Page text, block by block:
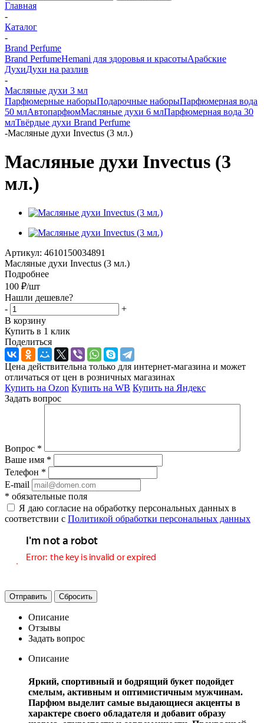
Главная
-
Каталог
-
Brand Perfume
Brand PerfumeHemani для здоровья и красотыАрабские
ДухиДухи на разлив
-
Масляные духи 3 мл
Парфюмерные наборыПодарочные наборыПарфюмерная вода
50 млАвтопарфюмМасляные духи 6 млПарфюмерная вода 30
млТвёрдые духи Brand Perfume
-Масляные духи Invectus (3 мл.)
Масляные духи Invectus (3
мл.)
Артикул: 4610150034891
Масляные духи Invectus (3 мл.)
Подробнее
100 ₽/шт
Нашли дешевле?
-
+
В корзину
Купить в 1 клик
Поделиться
Цена действительна только для интернет-магазина и может
отличаться от цен в розничных магазинах
Купить на Ozon Купить на WB Купить на Яндекс
Задать вопрос
Вопрос *
Ваше имя *
Телефон *
E-mail
* обязательные поля
Я даю согласие на обработку персональных данных в
соответствии с Политикой обработки персональных данных
Отправить Сбросить
Описание
Отзывы
Задать вопрос
Описание
Яркий, спортивный и бодрящий букет подойдет
смелым, активным и оптимистичным мужчинам.
Парфюм выделит самые выдающиеся акценты в
характере своего обладателя и добавит образу